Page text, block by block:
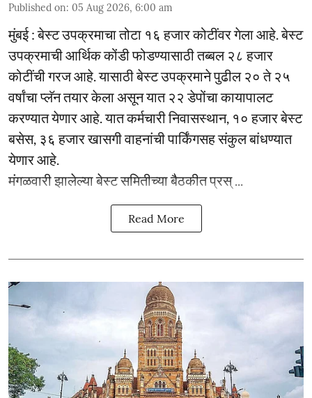
Published on: 05 Aug 2026, 6:00 am
मुंबई : बेस्ट उपक्रमाचा तोटा १६ हजार कोटींवर गेला आहे. बेस्ट
उपक्रमाची आर्थिक कोंडी फोडण्यासाठी तब्बल २८ हजार
कोटींची गरज आहे. यासाठी बेस्ट उपक्रमाने पुढील २० ते २५
वर्षांचा प्लॅन तयार केला असून यात २२ डेपोंचा कायापालट
करण्यात येणार आहे. यात कर्मचारी निवासस्थान, १० हजार बेस्ट
बसेस, ३६ हजार खासगी वाहनांची पार्किंगसह संकुल बांधण्यात
येणार आहे.
मंगळवारी झालेल्या बेस्ट समितीच्या बैठकीत प्रस् ...
Read More